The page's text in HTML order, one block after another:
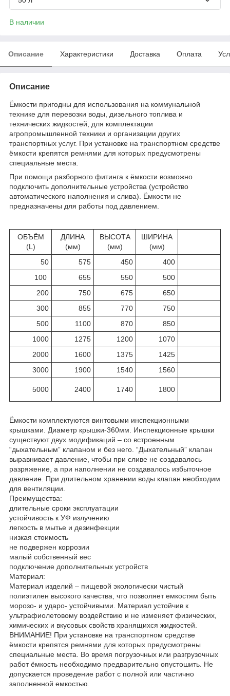
В наличии
Описание Характеристики Доставка Оплата
Описание
Ёмкости пригодны для использования на коммунальной
технике для перевозки воды, дизельного топлива и
технических жидкостей, для комплектации
агропромышленной техники и организации других
транспортных услуг. При установке на транспортном средстве
ёмкости крепятся ремнями для которых предусмотрены
специальные места.
При помощи разборного фитинга к ёмкости возможно
подключить дополнительные устройства (устройство
автоматического наполнения и слива). Ёмкости не
предназначены для работы под давлением.
ОБЪЁМ
(L)
ДЛИНА
(мм)
ВЫСОТА
(мм)
ШИРИНА
(мм)
50
575 450
400
100
655 550
500
200
750 675
650
300
855 770
750
500
1100 870
850
1000
1275 1200
1070
2000
1600 1375
1425
3000
1900 1540 1560
5000 2400 1740 1800
Ёмкости комплектуются винтовыми инспекционными
крышками. Диаметр крышки-360мм. Инспекционные крышки
существуют двух модификаций – со встроенным
“дыхательным” клапаном и без него. “Дыхательный” клапан
выравнивает давление, чтобы при сливе не создавалось
разряжение, а при наполнении не создавалось избыточное
давление. При длительном хранении воды клапан необходим
для вентиляции.
Преимущества:
длительные сроки эксплуатации
устойчивость к УФ излучению
легкость в мытье и дезинфекции
низкая стоимость
не подвержен коррозии
малый собственный вес
подключение дополнительных устройств
Материал:
Материал изделий – пищевой экологически чистый
полиэтилен высокого качества, что позволяет емкостям быть
морозо- и ударо- устойчивыми. Материал устойчив к
ультрафиолетовому воздействию и не изменяет физических,
химических и вкусовых свойств хранящихся жидкостей.
ВНИМАНИЕ! При установке на транспортном средстве
ёмкости крепятся ремнями для которых предусмотрены
специальные места. Во время погрузочных или разгрузочных
работ ёмкость необходимо предварительно опустошить. Не
допускается проведение работ с полной или частично
заполненной емкостью.